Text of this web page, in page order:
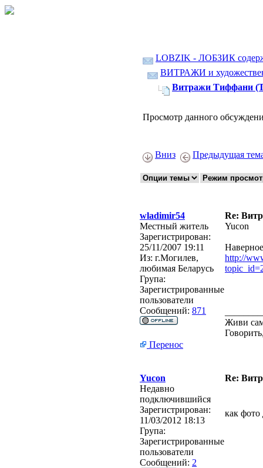
LOBZIK - ЛОБЗИК
ВИТРАЖИ и
Витражи Тиффани
Просмотр данного
Вниз Предыдущая
wladimir54
Re:
Местный житель
Зарегистрирован:
25/11/2007 19:11
Из: г.Могилев,
любимая Беларусь
Група:
Зарегистрированные
пользователи
Сообщений: 871
Yucon
http://
Живи
Перенос
Yucon
Re:
Недавно
подключившийся
Зарегистрирован:
11/03/2012 18:13
Група:
Зарегистрированные
пользователи
Сообщений: 2
как фото